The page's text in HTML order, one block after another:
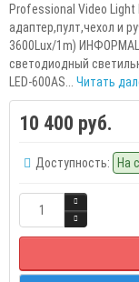
Professional Video Light
адаптер,пулт,чехол и
3600Lux/1m)
светодиодный
LED-600AS... Читать
10 400 руб.
Доступность: На